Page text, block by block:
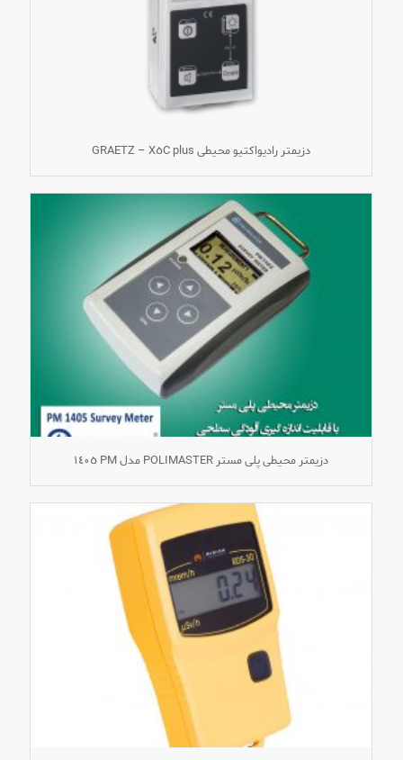
دزیمتر رادیواکتیو محیطی GRAETZ – X٥C plus
دزیمتر محیطی پلی مستر POLIMASTER مدل PM ١٤٠٥